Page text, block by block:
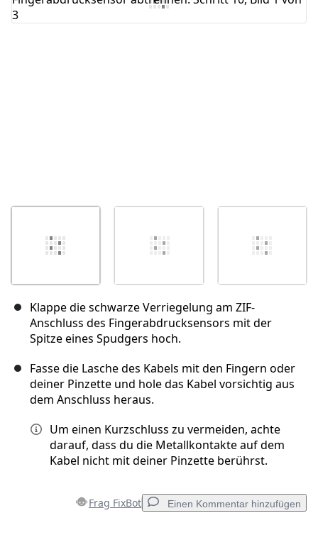
Klappe die schwarze Verriegelung am ZIF-
Anschluss des Fingerabdrucksensors mit der
Spitze eines Spudgers hoch.
Fasse die Lasche des Kabels mit den Fingern oder
deiner Pinzette und hole das Kabel vorsichtig aus
dem Anschluss heraus.
Um einen Kurzschluss zu vermeiden, achte
darauf, dass du die Metallkontakte auf dem
Kabel nicht mit deiner Pinzette berührst.
Frag FixBot Einen Kommentar hinzufügen